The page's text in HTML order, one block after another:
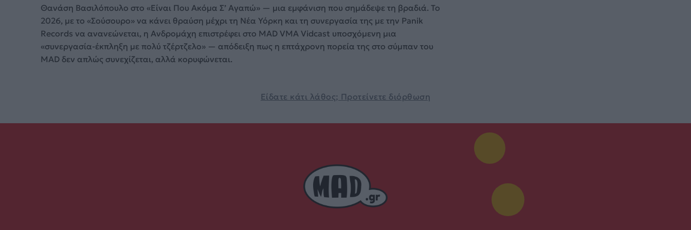
Θανάση Βασιλόπουλο στο «Είναι Που Ακόμα Σ’ Αγαπώ» — μια εμφάνιση που σημάδεψε τη βραδιά. Το
2026, με το «Σούσουρο» να κάνει θραύση μέχρι τη Νέα Υόρκη και τη συνεργασία της με την Panik
Records να ανανεώνεται, η Ανδρομάχη επιστρέφει στο MAD VMA Vidcast υποσχόμενη μια
«συνεργασία-έκπληξη με πολύ τζέρτζελο» — απόδειξη πως η επτάχρονη πορεία της στο σύμπαν του
MAD δεν απλώς συνεχίζεται, αλλά κορυφώνεται.
Είδατε κάτι λάθος; Προτείνετε διόρθωση